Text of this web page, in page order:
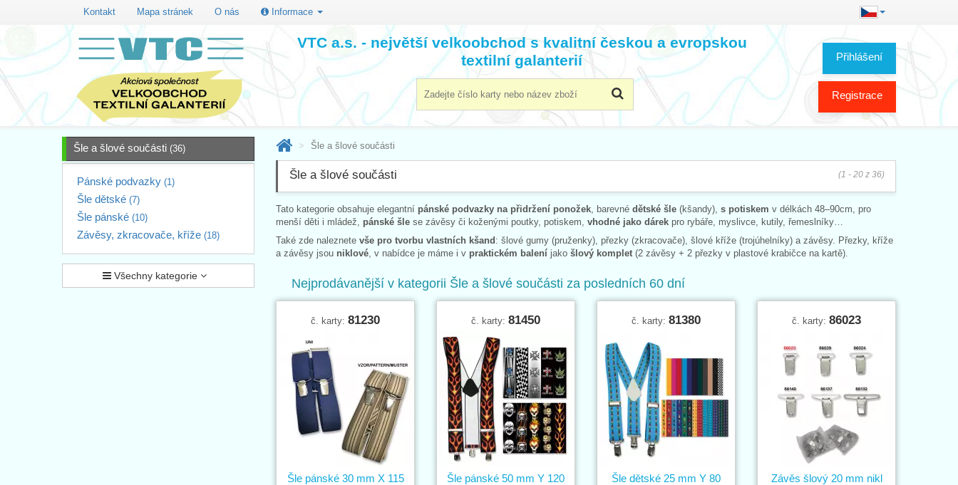
Kontakt Mapa stránek O nás Informace
Přihlášení
Registrace
VTC a.s. - největší velkoobchod s kvalitní českou a evropskou
textilní galanterií
Šle a šlové součásti (36)
Pánské podvazky (1)
Šle dětské (7)
Šle pánské (10)
Závěsy, zkracovače, kříže (18)
Všechny kategorie
Šle a šlové součásti
Šle a šlové součásti (1 - 20 z 36)
Tato kategorie obsahuje elegantní pánské podvazky na přidržení ponožek , barevné dětské šle (kšandy), s potiskem v délkách 48–90cm, pro
menší děti i mládež, pánské šle se závěsy či koženými poutky, potiskem, vhodné jako dárek pro rybáře, myslivce, kutily, řemeslníky…
Také zde naleznete vše pro tvorbu vlastních kšand: šlové gumy (pruženky), přezky (zkracovače), šlové kříže (trojúhelníky) a závěsy. Přezky, kříže
a závěsy jsou niklové , v nabídce je máme i v praktickém balení jako šlový komplet (2 závěsy + 2 přezky v plastové krabičce na kartě).
Nejprodávanější v kategorii Šle a šlové součásti za posledních 60 dní
č. karty: 81230
Šle pánské 30 mm X 115
č. karty: 81450
Šle pánské 50 mm Y 120
č. karty: 81380
Šle dětské 25 mm Y 80
č. karty: 86023
Závěs šlový 20 mm nikl